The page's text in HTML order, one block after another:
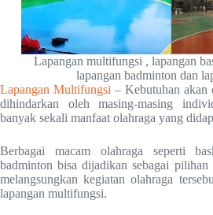
Lapangan multifungsi , lapangan
lapangan badminton dan
Lapangan Multifungsi – Kebutuhan akan
dihindarkan oleh masing-masing
banyak sekali manfaat olahraga yang
Berbagai macam olahraga seperti
badminton bisa dijadikan sebagai
melangsungkan kegiatan olahraga
lapangan multifungsi.